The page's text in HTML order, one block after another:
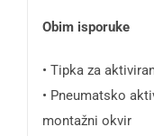
Obim isporuke
• Tipka za
• Pneumatsko
montažni okvir